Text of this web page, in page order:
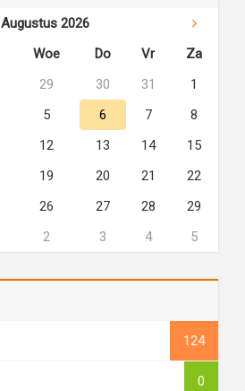
Augustus 2026
Woe Do Vr
Za
29 30 31
1
5 6 7
8
12 13 14
15
19 20 21
22
26 27 28
29
2 3 4 5
124
0